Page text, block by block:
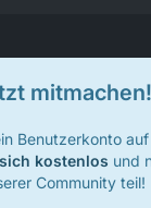
mitmachen!
Benutzerkonto
kostenlos und
Community teil!